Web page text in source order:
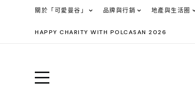
關於「可愛曼谷」 品牌與行銷 地產與生活圈
HAPPY CHARITY WITH POLCASAN 2026